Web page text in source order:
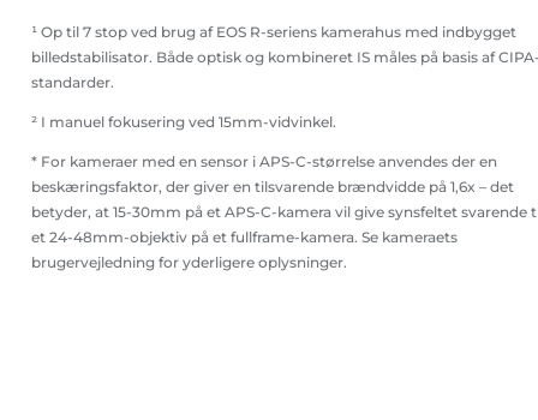
¹ Op til 7 stop ved brug af EOS R-seriens kamerahus med indbygget
billedstabilisator. Både optisk og kombineret IS måles på basis af
standarder.
² I manuel fokusering ved 15mm-vidvinkel.
* For kameraer med en sensor i APS-C-størrelse anvendes der en
beskæringsfaktor, der giver en tilsvarende brændvidde på 1,6x – det
betyder, at 15-30mm på et APS-C-kamera vil give synsfeltet svarende
et 24-48mm-objektiv på et fullframe-kamera. Se kameraets
brugervejledning for yderligere oplysninger.